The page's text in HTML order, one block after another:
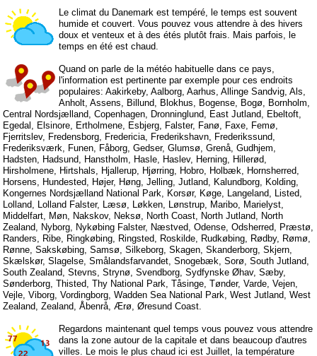
Le climat du Danemark est tempéré, le temps est souvent
humide et couvert. Vous pouvez vous attendre à des hivers
doux et venteux et à des étés plutôt frais. Mais parfois, le
temps en été est chaud.
Quand on parle de la météo habituelle dans ce pays,
l'information est pertinente par exemple pour ces endroits
populaires: Aakirkeby, Aalborg, Aarhus, Allinge Sandvig, Als,
Anholt, Assens, Billund, Blokhus, Bogense, Bogø, Bornholm,
Central Nordsjælland, Copenhagen, Dronninglund, East Jutland, Ebeltoft,
Egedal, Elsinore, Ertholmene, Esbjerg, Falster, Fanø, Faxe, Femø,
Fjerritslev, Fredensborg, Fredericia, Frederikshavn, Frederikssund,
Frederiksværk, Funen, Fåborg, Gedser, Glumsø, Grenå, Gudhjem,
Hadsten, Hadsund, Hanstholm, Hasle, Haslev, Herning, Hillerød,
Hirsholmene, Hirtshals, Hjallerup, Hjørring, Hobro, Holbæk, Hornsherred,
Horsens, Hundested, Højer, Høng, Jelling, Jutland, Kalundborg, Kolding,
Kongernes Nordsjælland National Park, Korsør, Køge, Langeland, Listed,
Lolland, Lolland Falster, Læsø, Løkken, Lønstrup, Maribo, Marielyst,
Middelfart, Møn, Nakskov, Neksø, North Coast, North Jutland, North
Zealand, Nyborg, Nykøbing Falster, Næstved, Odense, Odsherred, Præstø,
Randers, Ribe, Ringkøbing, Ringsted, Roskilde, Rudkøbing, Rødby, Rømø,
Rønne, Sakskøbing, Samsø, Silkeborg, Skagen, Skanderborg, Skjern,
Skælskør, Slagelse, Smålandsfarvandet, Snogebæk, Sorø, South Jutland,
South Zealand, Stevns, Strynø, Svendborg, Sydfynske Øhav, Sæby,
Sønderborg, Thisted, Thy National Park, Tåsinge, Tønder, Varde, Vejen,
Vejle, Viborg, Vordingborg, Wadden Sea National Park, West Jutland, West
Zealand, Zealand, Åbenrå, Ærø, Øresund Coast.
Regardons maintenant quel temps vous pouvez vous attendre
dans la zone autour de la capitale et dans beaucoup d'autres
villes. Le mois le plus chaud ici est Juillet, la température